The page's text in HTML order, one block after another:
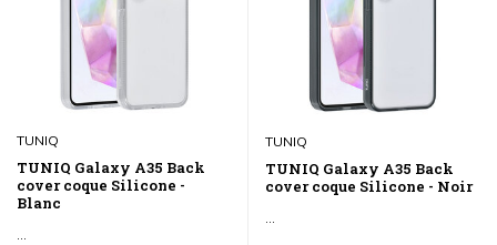
TUNIQ
TUNIQ Galaxy A35 Back
cover coque Silicone -
Blanc
...
TUNIQ
TUNIQ Galaxy A35 Back
cover coque Silicone - Noir
...